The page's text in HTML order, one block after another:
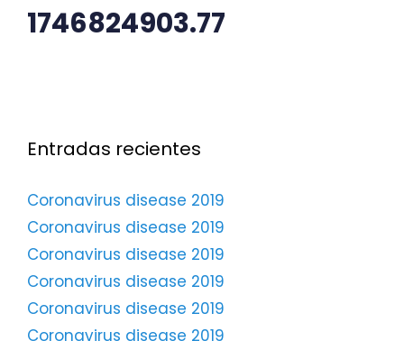
1746824903.77
Entradas recientes
Coronavirus disease 2019
Coronavirus disease 2019
Coronavirus disease 2019
Coronavirus disease 2019
Coronavirus disease 2019
Coronavirus disease 2019